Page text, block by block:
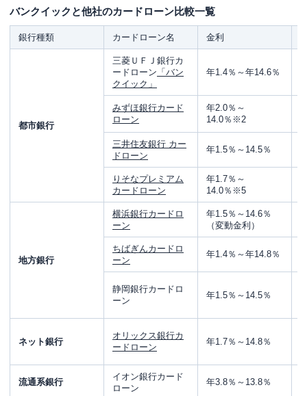
バンクイックと他社のカードローン比較一覧
銀行種類 カードローン名 金利
都市銀行
三菱ＵＦＪ銀行カ
ードローン 「バン
クイック」
年1.4％～年14.6％
みずほ銀行カード
ローン
年2.0％～
14.0％※ 2
三井住友銀行 カー
ドローン
年1.5％～14.5％
りそなプレミアム
カードローン
年1.7％～
14.0％※5
地方銀行
横浜銀行カードロ
ーン
年1.5％～14.6％
（変動金利）
ちばぎんカードロ
ーン
年1.4％～年14.8％
静岡銀行カードロ
ーン
年1.5％～14.5％
ネット銀行
オリックス銀行カ
ードローン
年1.7％～14.8％
流通系銀行
イオン銀行カード
ローン
年3.8％～13.8％